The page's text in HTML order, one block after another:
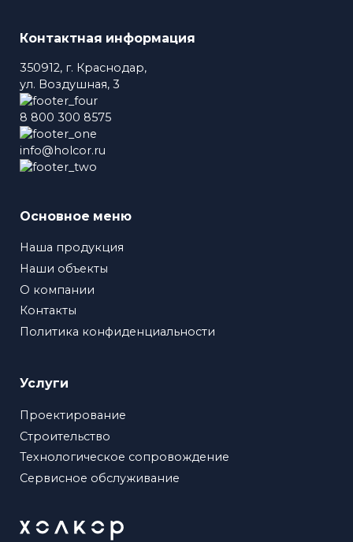
Контактная информация
350912, г. Краснодар,
ул. Воздушная, 3
8 800 300 8575
info@holcor.ru
Основное меню
Наша продукция
Наши объекты
О компании
Контакты
Политика конфиденциальности
Услуги
Проектирование
Строительство
Технологическое сопровождение
Сервисное обслуживание